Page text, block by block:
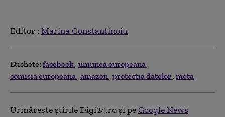
Editor : Marina Constantinoiu
Etichete: facebook uniunea europeana
comisia europeana amazon protectia datelor meta
Urmărește știrile Digi24.ro și peGoogle News